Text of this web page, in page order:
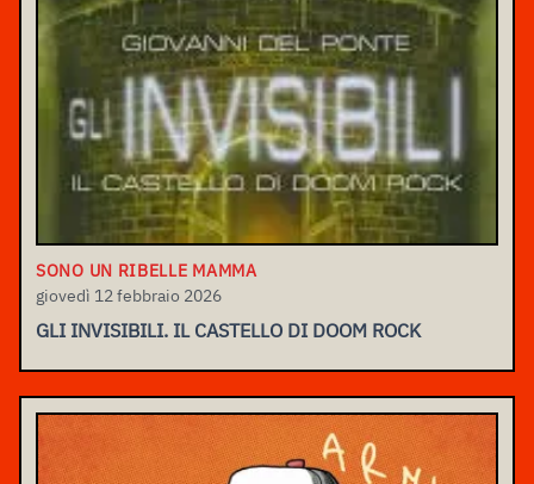
SONO UN RIBELLE MAMMA
giovedì 12 febbraio 2026
GLI INVISIBILI. IL CASTELLO DI DOOM ROCK